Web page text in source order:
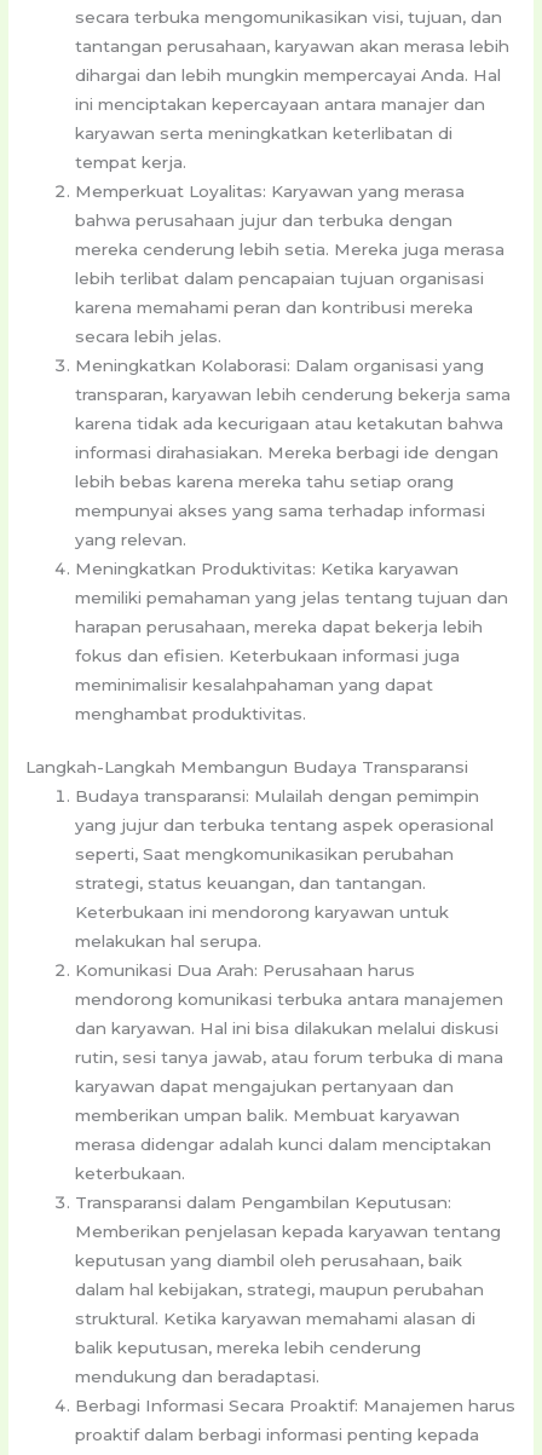
secara terbuka mengomunikasikan visi, tujuan, dan
tantangan perusahaan, karyawan akan merasa lebih
dihargai dan lebih mungkin mempercayai Anda. Hal
ini menciptakan kepercayaan antara manajer dan
karyawan serta meningkatkan keterlibatan di
tempat kerja.
Memperkuat Loyalitas: Karyawan yang merasa
bahwa perusahaan jujur dan terbuka dengan
mereka cenderung lebih setia. Mereka juga merasa
lebih terlibat dalam pencapaian tujuan organisasi
karena memahami peran dan kontribusi mereka
secara lebih jelas.
Meningkatkan Kolaborasi: Dalam organisasi yang
transparan, karyawan lebih cenderung bekerja sama
karena tidak ada kecurigaan atau ketakutan bahwa
informasi dirahasiakan. Mereka berbagi ide dengan
lebih bebas karena mereka tahu setiap orang
mempunyai akses yang sama terhadap informasi
yang relevan.
Meningkatkan Produktivitas: Ketika karyawan
memiliki pemahaman yang jelas tentang tujuan dan
harapan perusahaan, mereka dapat bekerja lebih
fokus dan efisien. Keterbukaan informasi juga
meminimalisir kesalahpahaman yang dapat
menghambat produktivitas.
Langkah-Langkah Membangun Budaya Transparansi
Budaya transparansi: Mulailah dengan pemimpin
yang jujur ​​dan terbuka tentang aspek operasional
seperti, Saat mengkomunikasikan perubahan
strategi, status keuangan, dan tantangan.
Keterbukaan ini mendorong karyawan untuk
melakukan hal serupa.
Komunikasi Dua Arah: Perusahaan harus
mendorong komunikasi terbuka antara manajemen
dan karyawan. Hal ini bisa dilakukan melalui diskusi
rutin, sesi tanya jawab, atau forum terbuka di mana
karyawan dapat mengajukan pertanyaan dan
memberikan umpan balik. Membuat karyawan
merasa didengar adalah kunci dalam menciptakan
keterbukaan.
Transparansi dalam Pengambilan Keputusan:
Memberikan penjelasan kepada karyawan tentang
keputusan yang diambil oleh perusahaan, baik
dalam hal kebijakan, strategi, maupun perubahan
struktural. Ketika karyawan memahami alasan di
balik keputusan, mereka lebih cenderung
mendukung dan beradaptasi.
Berbagi Informasi Secara Proaktif: Manajemen harus
proaktif dalam berbagi informasi penting kepada